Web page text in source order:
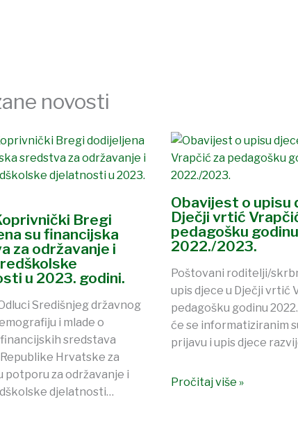
novosti
Bregi
su financijska
za održavanje i
u 2023. godini.
Središnjeg državnog
i mlade o
sredstava
Hrvatske za
potporu za održavanje i
djelatnosti…
Obavijest o upisu
Dječji vrtić
pedagošku godinu
2022./2023.
Poštovani roditelji/
upis djece u Dječji vrtić
pedagošku godinu
će se informatiziranim
prijavu i upis djece
Pročitaj više »